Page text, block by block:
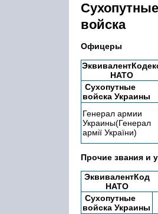
войска
Офицеры
НАТО
Сухопутные
войска Украины
Генерал армии
Украины(Генерал
армії України)
Прочие звания и
ЭквивалентКод
НАТО
Сухопутные
войска Украины